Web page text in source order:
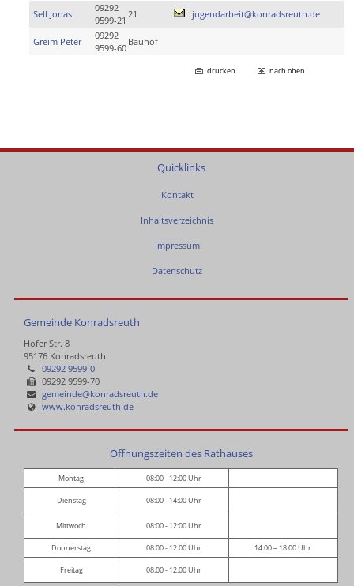
Sell Jonas
09292
9599-21
21 jugendarbeit@konradsreuth.de
Greim Peter
09292
9599-60
Bauhof
drucken nach oben
Quicklinks
Kontakt
Inhaltsverzeichnis
Impressum
Datenschutz
Gemeinde Konradsreuth
Hofer Str. 8
95176 Konradsreuth
09292 9599-0
09292 9599-70
gemeinde@konradsreuth.de
www.konradsreuth.de
Öffnungszeiten des Rathauses
Montag 08:00 - 12:00 Uhr
Dienstag 08:00 - 14:00 Uhr
Mittwoch 08:00 - 12:00 Uhr
Donnerstag 08:00 - 12:00 Uhr 14:00 – 18:00 Uhr
Freitag 08:00 - 12:00 Uhr